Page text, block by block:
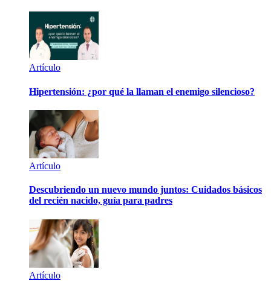
Artículo
Hipertensión: ¿por qué la llaman el enemigo silencioso?
Artículo
Descubriendo un nuevo mundo juntos: Cuidados básicos
del recién nacido, guía para padres
Artículo